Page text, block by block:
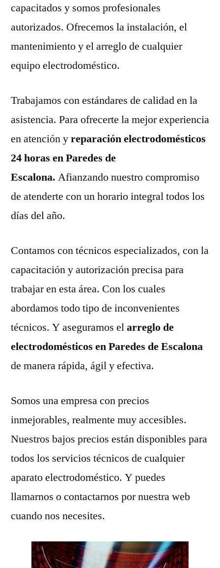
capacitados y somos profesionales
autorizados. Ofrecemos la instalación, el
mantenimiento y el arreglo de cualquier
equipo electrodoméstico.
Trabajamos con estándares de calidad en la
asistencia. Para ofrecerte la mejor experiencia
en atención yreparación electrodomésticos
24 horas en Paredes de
Escalona. Afianzando nuestro compromiso
de atenderte con un horario integral todos los
días del año.
Contamos con técnicos especializados, con la
capacitación y autorización precisa para
trabajar en esta área. Con los cuales
abordamos todo tipo de inconvenientes
técnicos. Y aseguramos elarreglo de
electrodomésticos en Paredes de Escalona
de manera rápida, ágil y efectiva.
Somos una empresa con precios
inmejorables, realmente muy accesibles.
Nuestros bajos precios están disponibles para
todos los servicios técnicos de cualquier
aparato electrodoméstico. Y puedes
llamarnos o contactarnos por nuestra web
cuando nos necesites.